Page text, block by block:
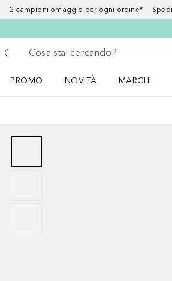
2 campioni omaggio per ogni ordine*
Torna indietro
Esegui ricerca
PROMO
NOVITÀ
MARCHI